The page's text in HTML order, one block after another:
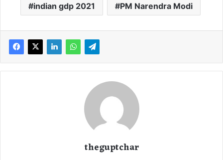
indian gdp 2021 PM Narendra Modi
theguptchar